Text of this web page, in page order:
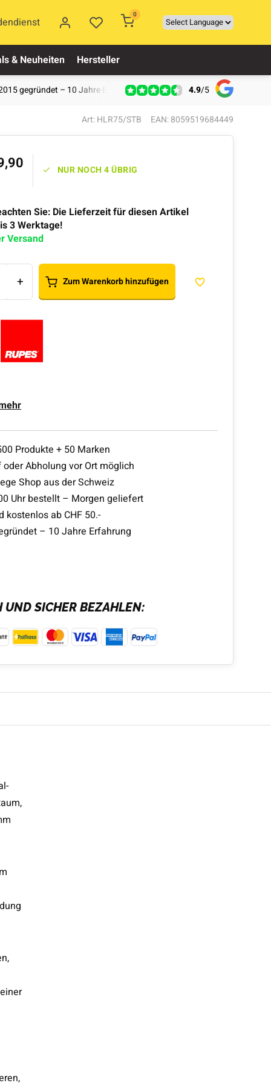
0
& Neuheiten Hersteller
gegründet – 10 Jahre Erfahrung 4.9/5
Art: HLR75/STB EAN: 8059519684449
NUR NOCH 4 ÜBRIG
Sie: Die Lieferzeit für diesen Artikel
3 Werktage!
Versand
+ Zum Warenkorb hinzufügen
Produkte + 50 Marken
oder Abholung vor Ort möglich
Shop aus der Schweiz
Uhr bestellt – Morgen geliefert
kostenlos ab CHF 50.-
– 10 Jahre Erfahrung
UND SICHER BEZAHLEN: